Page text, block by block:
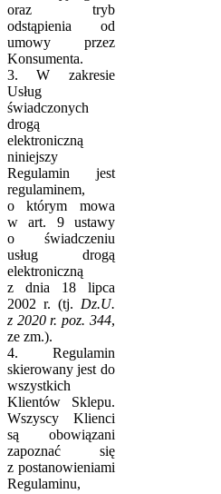
oraz tryb
odstąpienia od
umowy przez
Konsumenta.
3. W zakresie
Usług
świadczonych
drogą
elektroniczną
niniejszy
Regulamin jest
regulaminem,
o którym mowa
w art. 9 ustawy
o świadczeniu
usług drogą
elektroniczną
z dnia 18 lipca
2002 r. (tj. Dz.U.
z 2020 r. poz. 344,
ze zm.).
4. Regulamin
skierowany jest do
wszystkich
Klientów Sklepu.
Wszyscy Klienci
są obowiązani
zapoznać się
z postanowieniami
Regulaminu,